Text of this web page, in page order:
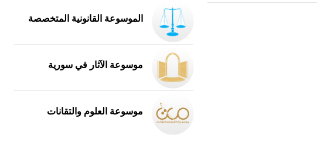
الموسوعة القانونية المتخصصة
موسوعة الآثار في سورية
موسوعة العلوم والتقانات